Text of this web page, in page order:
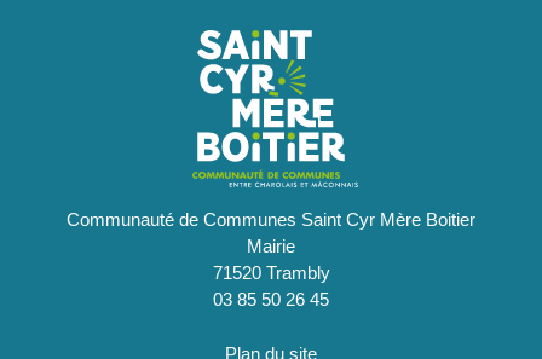
Communauté de Communes Saint Cyr Mère Boitier
Mairie
71520 Trambly
03 85 50 26 45
Plan du site